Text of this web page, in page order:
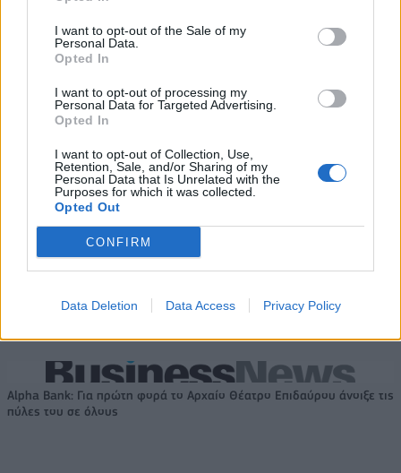
I want to opt-out of the Sale of my
Personal Data.
Opted In
I want to opt-out of processing my
Personal Data for Targeted Advertising.
Opted In
I want to opt-out of Collection, Use,
Retention, Sale, and/or Sharing of my
Personal Data that Is Unrelated with the
Purposes for which it was collected.
Opted Out
CONFIRM
Data Deletion Data Access Privacy Policy
Ελληνική Αναπτυξιακή Τράπεζα:
ανοίγει δρόμο για δάνεια έως 5
δισ. σε μικρομεσαίες
κυκλοφορίας - Τέλος στις
Η Chery επενδύει 75 εκατ. δολάρια στην KG Mobility
Το FIAT 500 Hybrid τώρα από
18.990 ευρώ
Ατρόμητος και Novibet
συνεργασίας τους μέχρι το
18η συνεχόμενη χρονιά για τον ΟΤΕ στη διεθνή σειρά δεικτών
Alpha Bank: Για πρώτη φορά το Αρχαίο Θέατρο Επιδαύρου άνοιξε τις
πύλες του σε όλους